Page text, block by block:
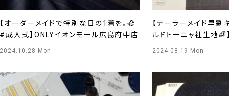
【オーダーメイドで特別な日の1着を。🥀
#成人式】ONLYイオンモール広島府中店
2024.10.28 Mon
【テーラーメイド早割
ルドトーニャ社生地🌈
2024.08.19 Mon